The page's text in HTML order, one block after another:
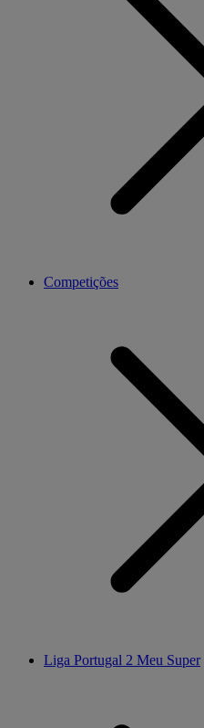
Competições
Liga Portugal 2 Meu Super